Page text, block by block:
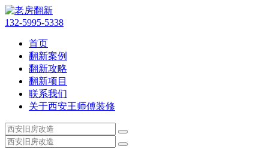
132-5995-5338
首页
翻新案例
翻新攻略
翻新项目
联系我们
关于西安王师傅装修